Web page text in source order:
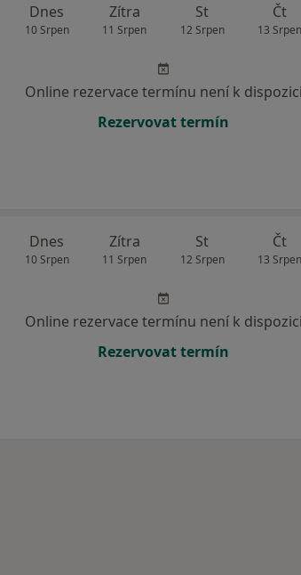
Dnes
10 Srpen
Zítra
11 Srpen
St
12 Srpen
Čt
13 Srpen
Online rezervace termínu není k dispozici
Rezervovat termín
Dnes
10 Srpen
Zítra
11 Srpen
St
12 Srpen
Čt
13 Srpen
Online rezervace termínu není k dispozici
Rezervovat termín